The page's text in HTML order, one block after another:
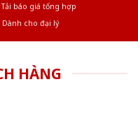
Tải báo giá tổng hợp
Dành cho đại lý
HÀNG